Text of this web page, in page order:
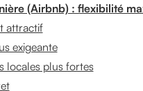
(Airbnb) : flexibilité
attractif
exigeante
locales plus fortes